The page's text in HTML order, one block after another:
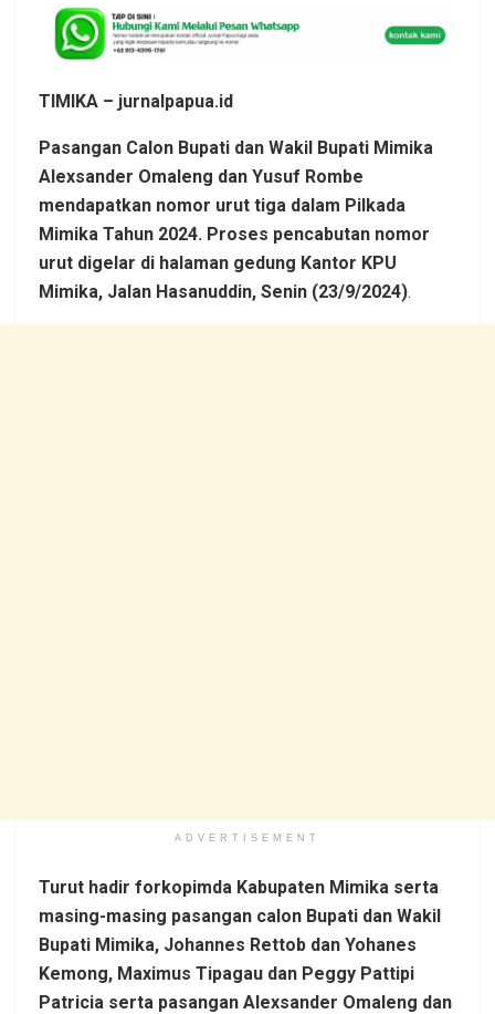
TIMIKA – jurnalpapua.id
Pasangan Calon Bupati dan Wakil Bupati Mimika
Alexsander Omaleng dan Yusuf Rombe
mendapatkan nomor urut tiga dalam Pilkada
Mimika Tahun 2024. Proses pencabutan nomor
urut digelar di halaman gedung Kantor KPU
Mimika, Jalan Hasanuddin, Senin (23/9/2024).
ADVERTISEMENT
Turut hadir forkopimda Kabupaten Mimika serta
masing-masing pasangan calon Bupati dan Wakil
Bupati Mimika, Johannes Rettob dan Yohanes
Kemong, Maximus Tipagau dan Peggy Pattipi
Patricia serta pasangan Alexsander Omaleng dan